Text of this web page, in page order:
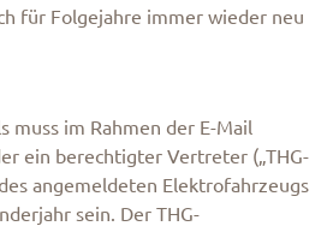
für Folgejahre immer wieder neu
muss im Rahmen der E-Mail
ein berechtigter Vertreter („THG-
angemeldeten Elektrofahrzeugs
sein. Der THG-